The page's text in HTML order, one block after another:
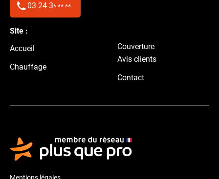
03 24 3* ** **
Site :
Accueil
Chauffage
Couverture
Avis clients
Contact
Mentions légales